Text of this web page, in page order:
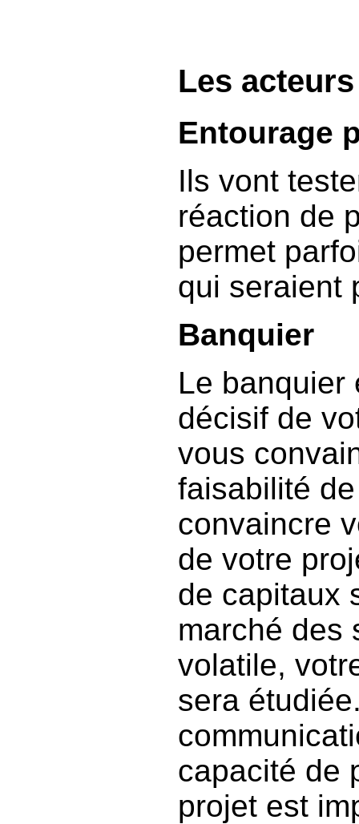
Les acteurs
Entourage
Ils vont
réaction de
permet
qui seraient
Banquier
Le banquier
décisif de
vous
faisabilité
convaincre
de votre
de capitaux
marché des
volatile,
sera
capacité de
projet est